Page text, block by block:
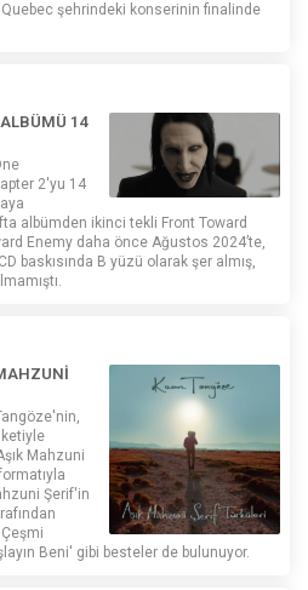
Quebec şehrindeki konserinin finalinde
14
2'yu 14
albümden ikinci tekli Front Toward
Enemy daha önce Ağustos 2024’te,
baskısında B yüzü olarak şer almış,
Mahzuni
Şerif'in
Beni' gibi besteler de bulunuyor.